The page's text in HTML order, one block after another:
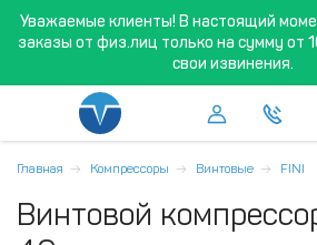
Уважаемые клиенты! В настоящий
заказы от физ.лиц только на сумму от
свои извинения.
Главная Компрессоры Винтовые FINI
Винтовой